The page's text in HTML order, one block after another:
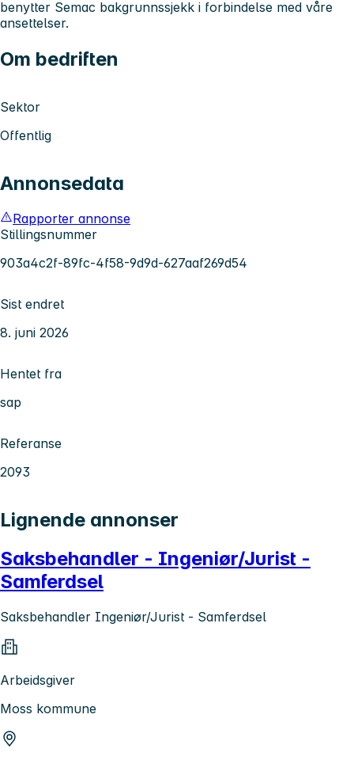
benytter Semac bakgrunnssjekk i forbindelse med våre
ansettelser.
Om bedriften
Sektor
Offentlig
Annonsedata
Rapporter annonse
Stillingsnummer
903a4c2f-89fc-4f58-9d9d-627aaf269d54
Sist endret
8. juni 2026
Hentet fra
sap
Referanse
2093
Lignende annonser
Saksbehandler - Ingeniør/Jurist -
Samferdsel
Saksbehandler Ingeniør/Jurist - Samferdsel
Arbeidsgiver
Moss kommune